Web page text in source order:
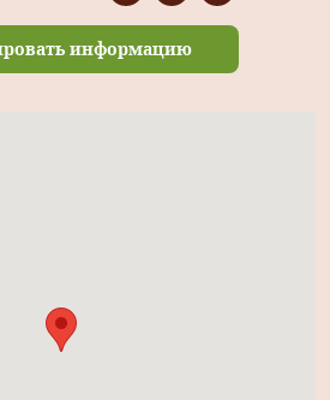
информацию